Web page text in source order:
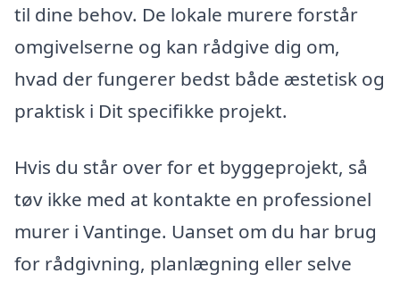
til dine behov. De lokale murere forstår
omgivelserne og kan rådgive dig om,
hvad der fungerer bedst både æstetisk og
praktisk i Dit specifikke projekt.
Hvis du står over for et byggeprojekt, så
tøv ikke med at kontakte en professionel
murer i Vantinge. Uanset om du har brug
for rådgivning, planlægning eller selve